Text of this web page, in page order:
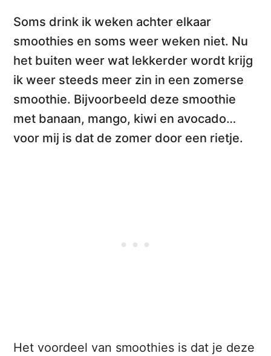
Soms drink ik weken achter elkaar
smoothies en soms weer weken niet. Nu
het buiten weer wat lekkerder wordt krijg
ik weer steeds meer zin in een zomerse
smoothie. Bijvoorbeeld deze smoothie
met banaan, mango, kiwi en avocado…
voor mij is dat de zomer door een rietje.
Het voordeel van smoothies is dat je deze